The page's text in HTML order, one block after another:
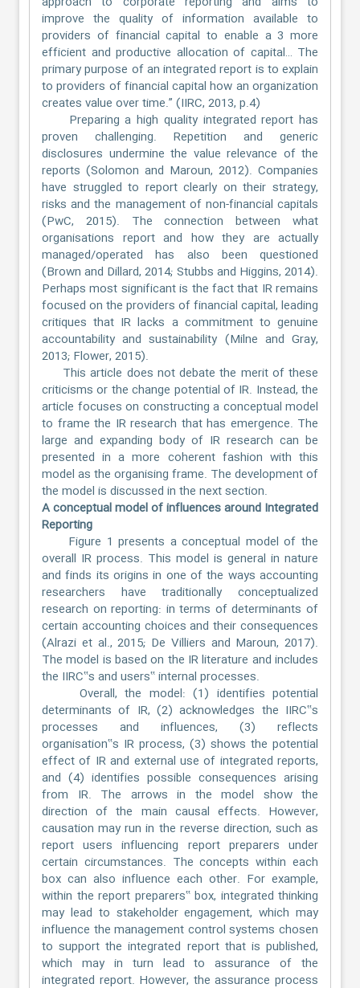
improve the quality of information available to
providers of financial capital to enable a 3 more
efficient and productive allocation of capital… The
primary purpose of an integrated report is to explain
to providers of financial capital how an organization
creates value over time.” (IIRC, 2013, p.4)
Preparing a high quality integrated report has
proven challenging. Repetition and generic
disclosures undermine the value relevance of the
reports (Solomon and Maroun, 2012). Companies
have struggled to report clearly on their strategy,
risks and the management of non-financial capitals
(PwC, 2015). The connection between what
organisations report and how they are actually
managed/operated has also been questioned
(Brown and Dillard, 2014; Stubbs and Higgins, 2014).
Perhaps most significant is the fact that IR remains
focused on the providers of financial capital, leading
critiques that IR lacks a commitment to genuine
accountability and sustainability (Milne and Gray,
2013; Flower, 2015).
This article does not debate the merit of these
criticisms or the change potential of IR. Instead, the
article focuses on constructing a conceptual model
to frame the IR research that has emergence. The
large and expanding body of IR research can be
presented in a more coherent fashion with this
model as the organising frame. The development of
the model is discussed in the next section.
A conceptual model of influences around Integrated
Reporting
Figure 1 presents a conceptual model of the
overall IR process. This model is general in nature
and finds its origins in one of the ways accounting
researchers have traditionally conceptualized
research on reporting: in terms of determinants of
certain accounting choices and their consequences
(Alrazi et al., 2015; De Villiers and Maroun, 2017).
The model is based on the IR literature and includes
the IIRC‟s and users‟ internal processes.
Overall, the model: (1) identifies potential
determinants of IR, (2) acknowledges the IIRC‟s
processes and influences, (3) reflects
organisation‟s IR process, (3) shows the potential
effect of IR and external use of integrated reports,
and (4) identifies possible consequences arising
from IR. The arrows in the model show the
direction of the main causal effects. However,
causation may run in the reverse direction, such as
report users influencing report preparers under
certain circumstances. The concepts within each
box can also influence each other. For example,
within the report preparers‟ box, integrated thinking
may lead to stakeholder engagement, which may
influence the management control systems chosen
to support the integrated report that is published,
which may in turn lead to assurance of the
integrated report. However, the assurance process